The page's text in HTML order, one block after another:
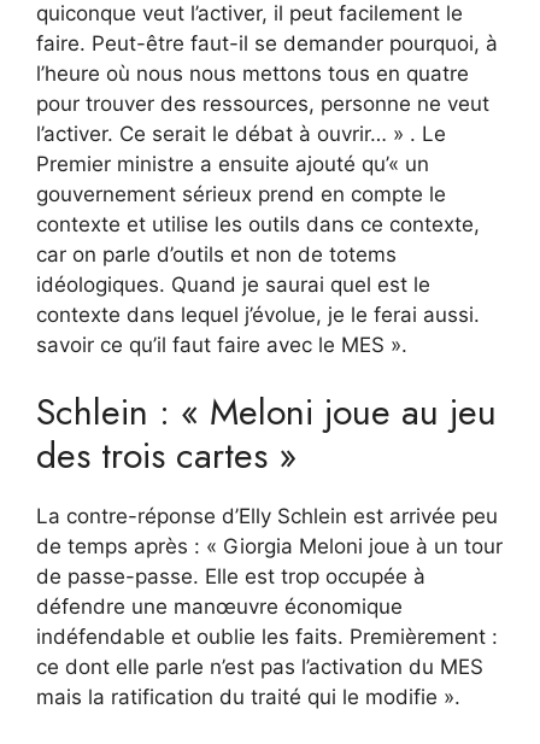
quiconque veut l’activer, il peut facilement le
faire. Peut-être faut-il se demander pourquoi, à
l’heure où nous nous mettons tous en quatre
pour trouver des ressources, personne ne veut
l’activer. Ce serait le débat à ouvrir… » . Le
Premier ministre a ensuite ajouté qu’« un
gouvernement sérieux prend en compte le
contexte et utilise les outils dans ce contexte,
car on parle d’outils et non de totems
idéologiques. Quand je saurai quel est le
contexte dans lequel j’évolue, je le ferai aussi.
savoir ce qu’il faut faire avec le MES ».
Schlein : « Meloni joue au jeu
des trois cartes »
La contre-réponse d’Elly Schlein est arrivée peu
de temps après : « Giorgia Meloni joue à un tour
de passe-passe. Elle est trop occupée à
défendre une manœuvre économique
indéfendable et oublie les faits. Premièrement :
ce dont elle parle n’est pas l’activation du MES
mais la ratification du traité qui le modifie ».